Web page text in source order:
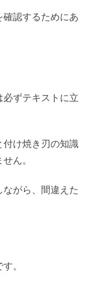
認するためにあ
ずテキストに立
け焼き刃の知識
ん。
がら、間違えた
。